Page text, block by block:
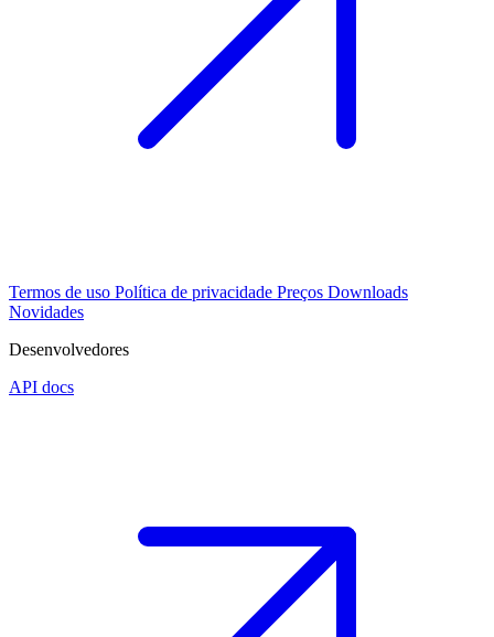
Termos de uso Política de privacidade Preços Downloads
Novidades
Desenvolvedores
API docs